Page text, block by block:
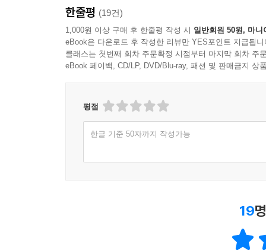
한줄평 (19건)
1,000원 이상 구매 후 한줄평 작성 시 일반회원 50원, 마니
eBook은 다운로드 후 작성한 리뷰만 YES포인트 지급됩니
클래스는 첫번째 회차 주문확정 시점부터 마지막 회차 주
eBook 페이백, CD/LP, DVD/Blu-ray, 패션 및 판매금지 상
평점
한글 기준 50자까지 작성가능
19